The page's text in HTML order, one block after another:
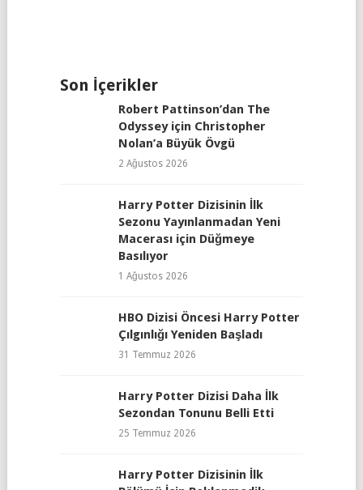
Son İçerikler
Robert Pattinson’dan The
Odyssey için Christopher
Nolan’a Büyük Övgü
2 Ağustos 2026
Harry Potter Dizisinin İlk
Sezonu Yayınlanmadan Yeni
Macerası için Düğmeye
Basılıyor
1 Ağustos 2026
HBO Dizisi Öncesi Harry Potter
Çılgınlığı Yeniden Başladı
31 Temmuz 2026
Harry Potter Dizisi Daha İlk
Sezondan Tonunu Belli Etti
25 Temmuz 2026
Harry Potter Dizisinin İlk